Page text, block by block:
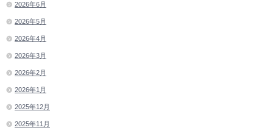
2026年6月
2026年5月
2026年4月
2026年3月
2026年2月
2026年1月
2025年12月
2025年11月